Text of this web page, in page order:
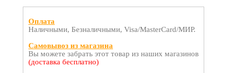
Оплата
Наличными, Безналичными, Visa/MasterCard/МИР.
Самовывоз из магазина
Вы можете забрать этот товар из наших магазинов
(доставка бесплатно)